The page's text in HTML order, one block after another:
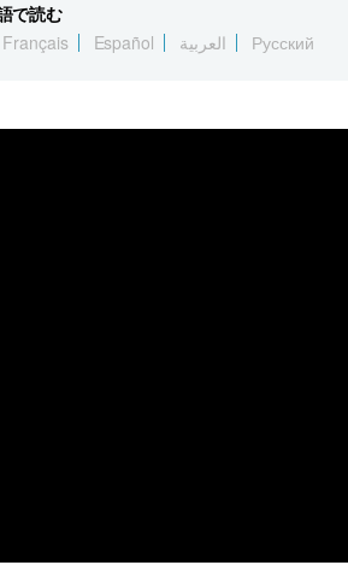
で読む
Français Español العربية Русский